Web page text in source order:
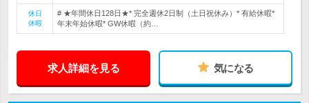
休日
休暇
# ★年間休日128日★* 完全週休2日制（土日祝休み）* 有給休暇*
年末年始休暇* GW休暇（約…
求人詳細を見る 気になる